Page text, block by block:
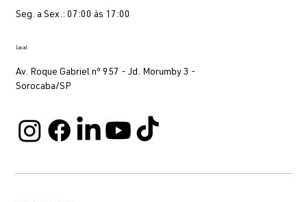
Seg. a Sex.: 07:00 às 17:00
Local
Av. Roque Gabriel nº 957 - Jd. Morumby 3 -
Sorocaba/SP